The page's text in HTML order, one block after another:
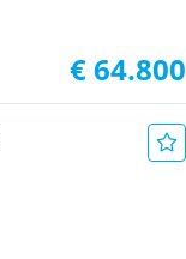
€ 64.800